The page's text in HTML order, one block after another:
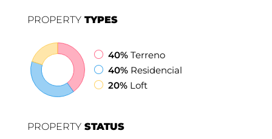
PROPERTY TYPES
40% Terreno
40% Residencial
20% Loft
PROPERTY STATUS